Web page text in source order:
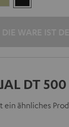
DT 500
ein ähnliches